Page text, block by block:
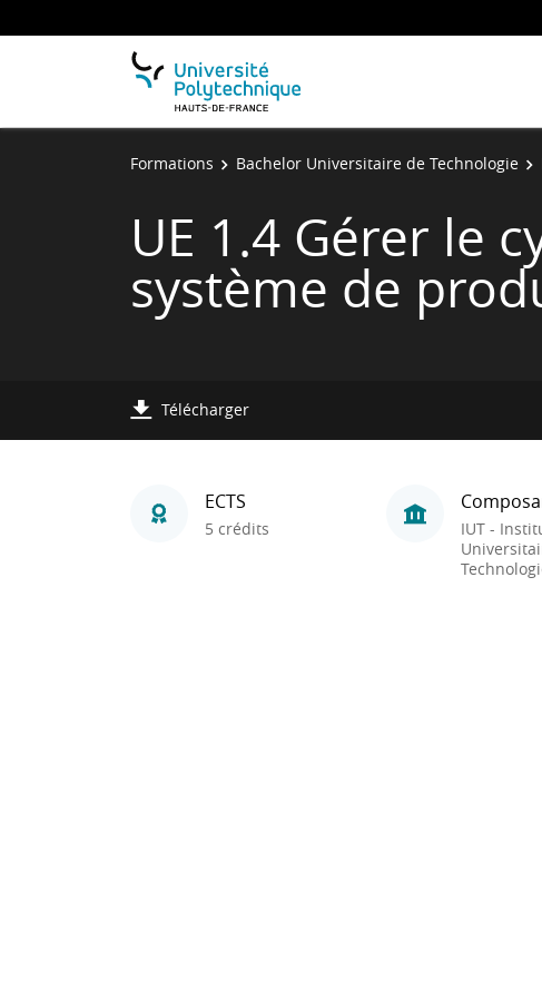
Formations Bachelor Universitaire de Technologie
UE 1.4 Gérer le
système de
Télécharger
ECTS
5 crédits
IUT -